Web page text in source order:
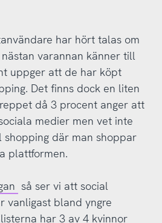
har hört talas om
varannan känner till
uppger att de har köpt
Det finns dock en liten
då 3 procent anger att
medier men vet inte
shopping där man shoppar
plattformen.
så ser vi att social
vanligast bland yngre
har 3 av 4 kvinnor